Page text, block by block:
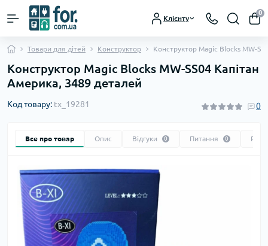
Клієнту
0
Товари для дітей Конструктор Конструктор Magic Blocks MW-
Конструктор Magic Blocks MW-SS04 Капітан
Америка, 3489 деталей
Код товару: tx_19281 0
Все про товар Опис Відгуки 0 Питання 0